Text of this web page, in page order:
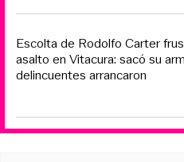
Escolta de Rodolfo Carter
asalto en Vitacura: sacó su
delincuentes arrancaron